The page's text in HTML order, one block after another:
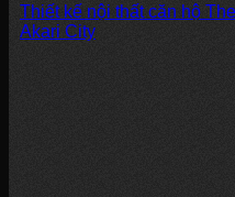
Thiết kế nội thất căn hộ
Akari City